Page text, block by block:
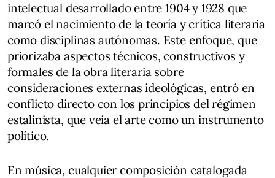
intelectual desarrollado entre 1904 y 1928 que
marcó el nacimiento de la teoría y crítica literaria
como disciplinas autónomas. Este enfoque, que
priorizaba aspectos técnicos, constructivos y
formales de la obra literaria sobre
consideraciones externas ideológicas, entró en
conflicto directo con los principios del régimen
estalinista, que veía el arte como un instrumento
político.
En música, cualquier composición catalogada